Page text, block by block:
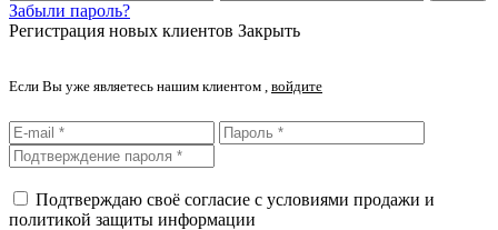
Забыли пароль?
Регистрация новых клиентов Закрыть
Если Вы уже являетесь нашим клиентом , войдите
Подтверждаю своё согласие с условиями продажи и
политикой защиты информации